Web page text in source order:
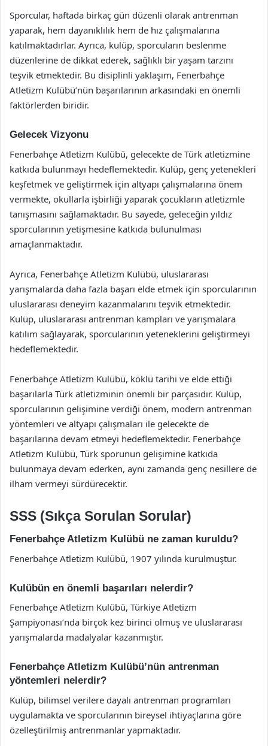
Sporcular, haftada birkaç gün düzenli olarak antrenman
yaparak, hem dayanıklılık hem de hız çalışmalarına
katılmaktadırlar. Ayrıca, kulüp, sporcuların beslenme
düzenlerine de dikkat ederek, sağlıklı bir yaşam tarzını
teşvik etmektedir. Bu disiplinli yaklaşım, Fenerbahçe
Atletizm Kulübü’nün başarılarının arkasındaki en önemli
faktörlerden biridir.
Gelecek Vizyonu
Fenerbahçe Atletizm Kulübü, gelecekte de Türk atletizmine
katkıda bulunmayı hedeflemektedir. Kulüp, genç yetenekleri
keşfetmek ve geliştirmek için altyapı çalışmalarına önem
vermekte, okullarla işbirliği yaparak çocukların atletizmle
tanışmasını sağlamaktadır. Bu sayede, geleceğin yıldız
sporcularının yetişmesine katkıda bulunulması
amaçlanmaktadır.
Ayrıca, Fenerbahçe Atletizm Kulübü, uluslararası
yarışmalarda daha fazla başarı elde etmek için sporcularının
uluslararası deneyim kazanmalarını teşvik etmektedir.
Kulüp, uluslararası antrenman kampları ve yarışmalara
katılım sağlayarak, sporcularının yeteneklerini geliştirmeyi
hedeflemektedir.
Fenerbahçe Atletizm Kulübü, köklü tarihi ve elde ettiği
başarılarla Türk atletizminin önemli bir parçasıdır. Kulüp,
sporcularının gelişimine verdiği önem, modern antrenman
yöntemleri ve altyapı çalışmaları ile gelecekte de
başarılarına devam etmeyi hedeflemektedir. Fenerbahçe
Atletizm Kulübü, Türk sporunun gelişimine katkıda
bulunmaya devam ederken, aynı zamanda genç nesillere de
ilham vermeyi sürdürecektir.
SSS (Sıkça Sorulan Sorular)
Fenerbahçe Atletizm Kulübü ne zaman kuruldu?
Fenerbahçe Atletizm Kulübü, 1907 yılında kurulmuştur.
Kulübün en önemli başarıları nelerdir?
Fenerbahçe Atletizm Kulübü, Türkiye Atletizm
Şampiyonası’nda birçok kez birinci olmuş ve uluslararası
yarışmalarda madalyalar kazanmıştır.
Fenerbahçe Atletizm Kulübü’nün antrenman
yöntemleri nelerdir?
Kulüp, bilimsel verilere dayalı antrenman programları
uygulamakta ve sporcularının bireysel ihtiyaçlarına göre
özelleştirilmiş antrenmanlar yapmaktadır.